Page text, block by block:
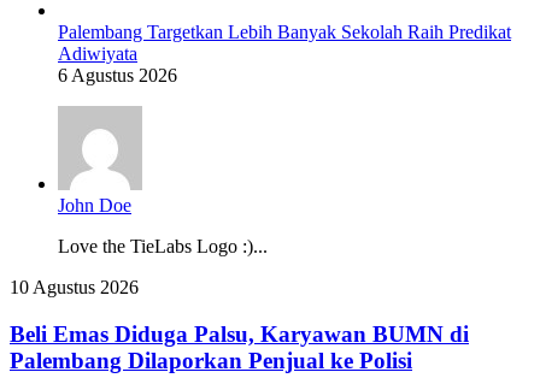
Palembang Targetkan Lebih Banyak Sekolah Raih Predikat
Adiwiyata
6 Agustus 2026
John Doe
Love the TieLabs Logo :)...
Beli
Diduga
Palsu,
Karyawan
10 Agustus 2026
Beli Emas Diduga Palsu, Karyawan BUMN di
Palembang Dilaporkan Penjual ke Polisi